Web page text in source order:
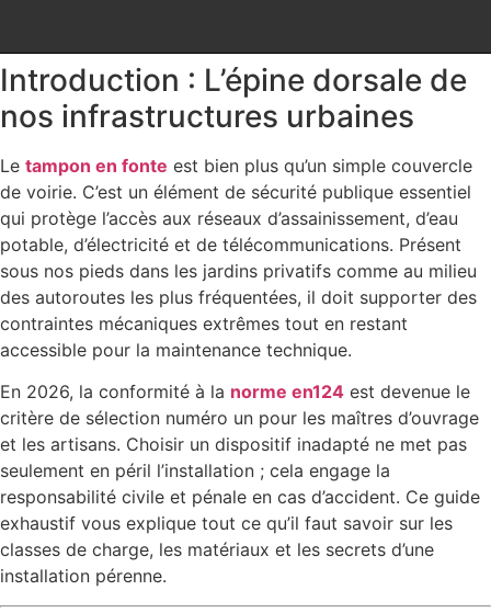
Introduction : L’épine dorsale de
nos infrastructures urbaines
Le tampon en fonte est bien plus qu’un simple couvercle
de voirie. C’est un élément de sécurité publique essentiel
qui protège l’accès aux réseaux d’assainissement, d’eau
potable, d’électricité et de télécommunications. Présent
sous nos pieds dans les jardins privatifs comme au milieu
des autoroutes les plus fréquentées, il doit supporter des
contraintes mécaniques extrêmes tout en restant
accessible pour la maintenance technique.
En 2026, la conformité à la norme en124 est devenue le
critère de sélection numéro un pour les maîtres d’ouvrage
et les artisans. Choisir un dispositif inadapté ne met pas
seulement en péril l’installation ; cela engage la
responsabilité civile et pénale en cas d’accident. Ce guide
exhaustif vous explique tout ce qu’il faut savoir sur les
classes de charge, les matériaux et les secrets d’une
installation pérenne.